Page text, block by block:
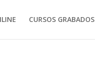
CURSOS GRABADOS